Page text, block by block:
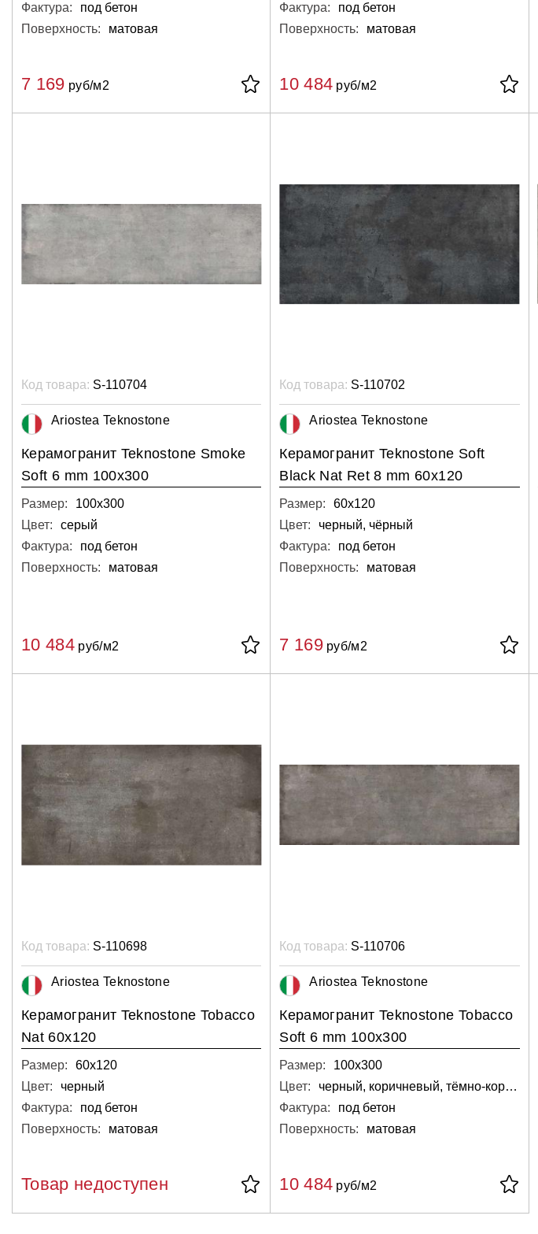
Фактура:
под бетон
Поверхность:
матовая
7 169 руб/м2
Фактура:
под бетон
Поверхность:
матовая
10 484 руб/м2
Код товара: S-110704
Ariostea Teknostone
Керамогранит Teknostone Smoke
Soft 6 mm 100x300
Размер:
100х300
Цвет:
серый
Фактура:
под бетон
Поверхность:
матовая
10 484руб/м2
Код товара: S-110702
Ariostea Teknostone
Керамогранит Teknostone Soft
Black Nat Ret 8 mm 60х120
Размер:
60х120
Цвет:
черный, чёрный
Фактура:
под бетон
Поверхность:
матовая
7 169руб/м2
Код товара: S-110698
Ariostea Teknostone
Керамогранит Teknostone Tobacco
Nat 60х120
Размер:
60х120
Цвет:
черный
Фактура:
под бетон
Поверхность:
матовая
Товар недоступен
Код товара: S-110706
Ariostea Teknostone
Керамогранит Teknostone Tobacco
Soft 6 mm 100x300
Размер:
100х300
Цвет:
черный, коричневый, тёмно-коричневый
Фактура:
под бетон
Поверхность:
матовая
10 484 руб/м2